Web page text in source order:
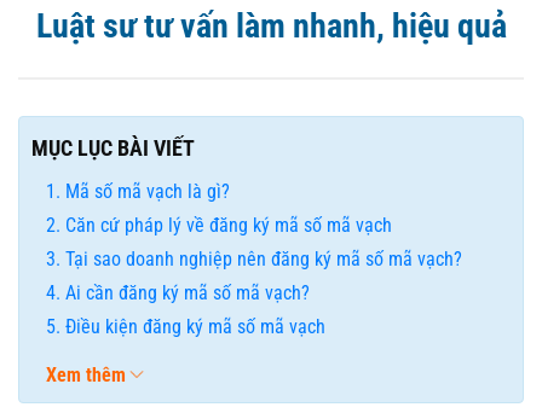
Luật sư tư vấn làm nhanh, hiệu quả
MỤC LỤC BÀI VIẾT
Mã số mã vạch là gì?
Căn cứ pháp lý về đăng ký mã số mã vạch
Tại sao doanh nghiệp nên đăng ký mã số mã vạch?
Ai cần đăng ký mã số mã vạch?
Điều kiện đăng ký mã số mã vạch
Xem thêm